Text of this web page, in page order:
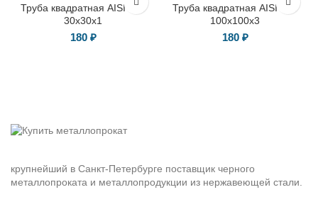
Труба квадратная AISI 304
30х30х1
180 ₽
Труба квадратная AISI 304
100х100х3
180 ₽
крупнейший в Санкт-Петербурге поставщик черного
металлопроката и металлопродукции из нержавеющей стали.